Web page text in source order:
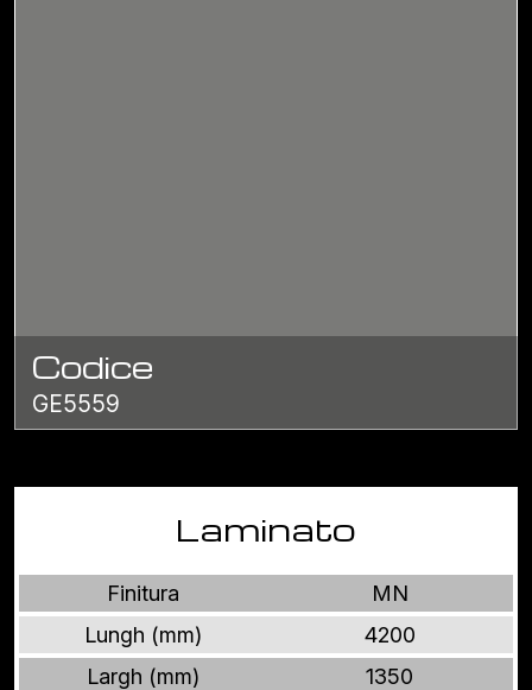
Codice
GE5559
Laminato
Finitura
MN
Lungh (mm)
4200
Largh (mm)
1350